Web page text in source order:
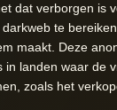
dat verborgen is
te
maakt. Deze
landen waar de
zoals het